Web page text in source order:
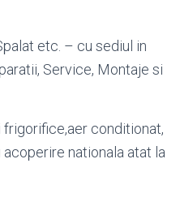
etc. – cu sediul in
Service, Montaje si
aer conditionat,
acoperire nationala atat la